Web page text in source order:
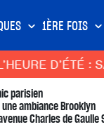
1ÈRE FOIS
: SALLES
parisien
ambiance Brooklyn
Charles de